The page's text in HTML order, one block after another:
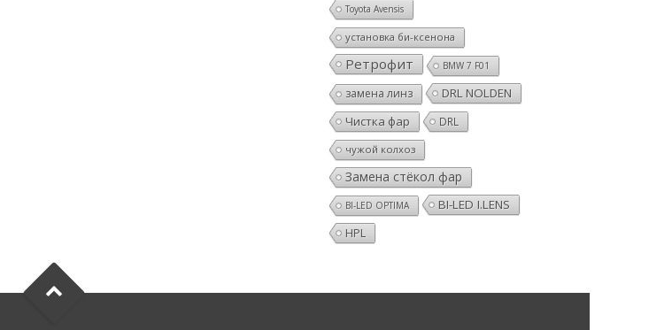
Toyota Avensis
установка би-ксенона
Ретрофит BMW 7 F01
замена линз
DRL NOLDEN
Чистка фар
DRL
чужой колхоз
Замена стёкол фар
BI-LED OPTIMA
BI-LED I.LENS
HPL